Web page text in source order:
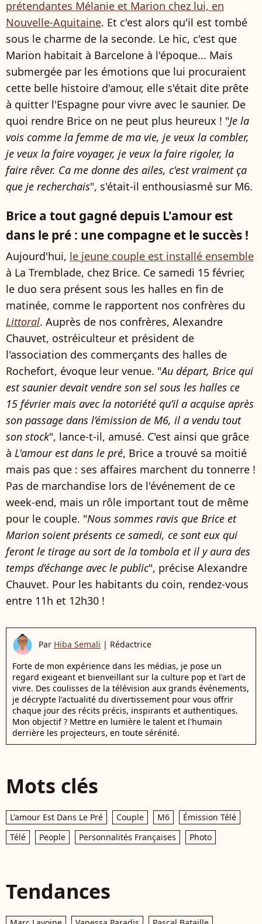
prétendantes Mélanie et Marion chez lui, en
Nouvelle-Aquitaine. Et c'est alors qu'il est tombé
sous le charme de la seconde. Le hic, c'est que
Marion habitait à Barcelone à l'époque... Mais
submergée par les émotions que lui procuraient
cette belle histoire d'amour, elle s'était dite prête
à quitter l'Espagne pour vivre avec le saunier. De
quoi rendre Brice on ne peut plus heureux ! "Je la
vois comme la femme de ma vie, je veux la combler,
je veux la faire voyager, je veux la faire rigoler, la
faire rêver. Ca me donne des ailes, c'est vraiment ça
que je recherchais", s'était-il enthousiasmé sur M6.
Brice a tout gagné depuis L'amour est
dans le pré : une compagne et le succès !
Aujourd'hui, le jeune couple est installé ensemble
à La Tremblade, chez Brice. Ce samedi 15 février,
le duo sera présent sous les halles en fin de
matinée, comme le rapportent nos confrères du
Littoral. Auprès de nos confrères, Alexandre
Chauvet, ostréiculteur et président de
l'association des commerçants des halles de
Rochefort, évoque leur venue. "Au départ, Brice qui
est saunier devait vendre son sel sous les halles ce
15 février mais avec la notoriété qu’il a acquise après
son passage dans l’émission de M6, il a vendu tout
son stock", lance-t-il, amusé. C'est ainsi que grâce
à L'amour est dans le pré, Brice a trouvé sa moitié
mais pas que : ses affaires marchent du tonnerre !
Pas de marchandise lors de l'événement de ce
week-end, mais un rôle important tout de même
pour le couple. "Nous sommes ravis que Brice et
Marion soient présents ce samedi, ce sont eux qui
feront le tirage au sort de la tombola et il y aura des
temps d’échange avec le public", précise Alexandre
Chauvet. Pour les habitants du coin, rendez-vous
entre 11h et 12h30 !
Par Hiba Semali | Rédactrice
Forte de mon expérience dans les médias, je pose un
regard exigeant et bienveillant sur la culture pop et l'art de
vivre. Des coulisses de la télévision aux grands événements,
je décrypte l'actualité du divertissement pour vous offrir
chaque jour des récits précis, inspirants et authentiques.
Mon objectif ? Mettre en lumière le talent et l'humain
derrière les projecteurs, en toute sérénité.
Mots clés
L'amour Est Dans Le Pré Couple M6
Émission Télé
Télé
People Personnalités Françaises Photo
Tendances